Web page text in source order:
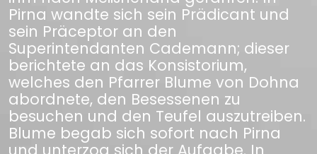
Pirna wandte sich sein Prädicant und
sein Präceptor an den
Superintendanten Cademann; dieser
berichtete an das Konsistorium,
welches den Pfarrer Blume von Dohna
abordnete, den Besessenen zu
besuchen und den Teufel auszutreiben.
Blume begab sich sofort nach Pirna